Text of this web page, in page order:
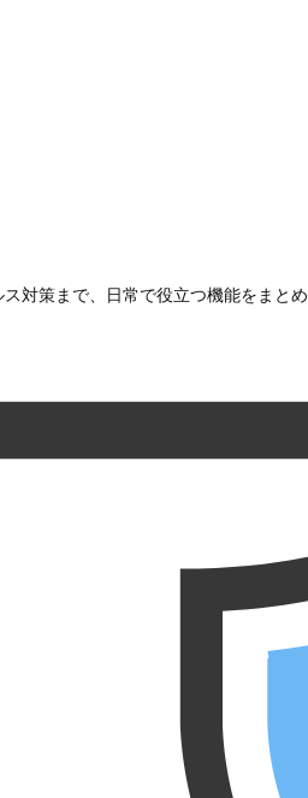
対策まで、日常で役立つ機能をまと